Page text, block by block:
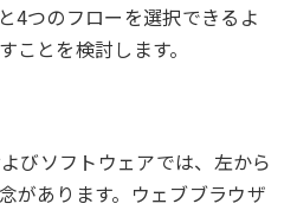
4つのフローを選択できるよ
ことを検討します。
びソフトウェアでは、左から
があります。ウェブブラウザ